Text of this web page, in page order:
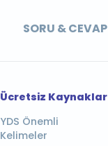
SORU & CEVAP
Ücretsiz Kaynaklar
YDS Önemli
Kelimeler